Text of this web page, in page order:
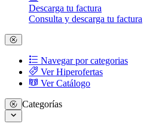
Descarga tu factura
Consulta y descarga tu factura
Navegar por categorias
Ver Hiperofertas
Ver Catálogo
Categorías